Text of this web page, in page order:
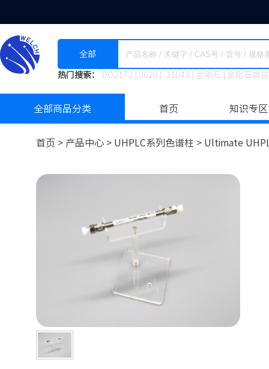
全部
热门搜索： DO2172 00201-31043 金刚石 金刚石镀
全部商品分类 首页 知识专区
首页 > 产品中心 > UHPLC系列色谱柱 > Ultimate